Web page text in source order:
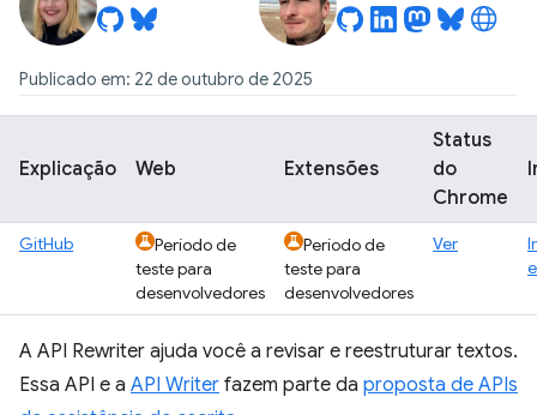
Publicado em: 22 de outubro de 2025
Explicação Web Extensões
Status
do
Chrome
GitHub
Período de
teste para
desenvolvedores
Período de
teste para
desenvolvedores
Ver
A API Rewriter ajuda você a revisar e reestruturar textos.
Essa API e a API Writer fazem parte da proposta de APIs